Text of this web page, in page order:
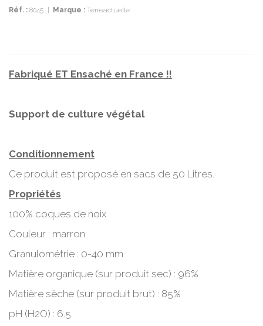
Réf. : 8045 Marque : Terreactuelle
Fabriqué ET Ensaché en France !!
Support de culture végétal
Conditionnement
Ce produit est proposé en sacs de 50 Litres.
Propriétés
100% coques de noix
Couleur : marron
Granulométrie : 0-40 mm
Matière organique (sur produit sec) : 96%
Matière sèche (sur produit brut) : 85%
pH (H2O) : 6.5